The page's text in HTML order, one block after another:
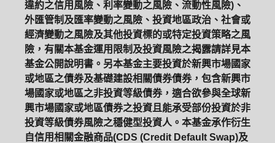
違約之信用風險、利率變動之風險、流動性風險)、
外匯管制及匯率變動之風險、投資地區政治、社會或
經濟變動之風險及其他投資標的或特定投資策略之風
險，有關本基金運用限制及投資風險之揭露請詳見本
基金公開說明書。另本基金主要投資於新興市場國家
或地區之債券及基礎建設相關債券債券，包含新興市
場國家或地區之非投資等級債券，適合欲參與全球新
興市場國家或地區債券之投資且能承受部份投資於非
投資等級債券風險之穩健型投資人。本基金承作衍生
自信用相關金融商品(CDS (Credit Default Swap)及